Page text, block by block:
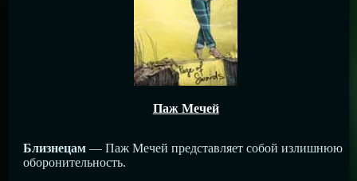
Паж Мечей
Близнецам— Паж Мечей представляет собой излишнюю
оборонительность.